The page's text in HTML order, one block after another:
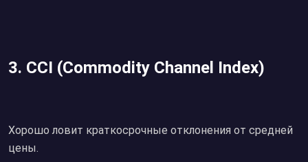
3. CCI (Commodity Channel Index)
Хорошо ловит краткосрочные отклонения от средней
цены.